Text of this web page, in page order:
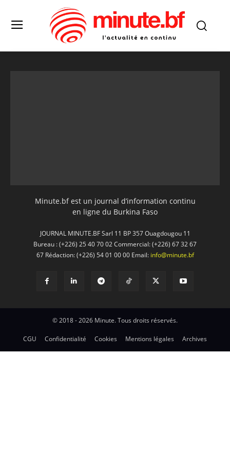
Minute.bf est un journal d’information continu
en ligne du Burkina Faso
JOURNAL MINUTE.BF Sarl 11 BP 357 Ouagdougou 11
Bureau : (+226) 25 40 70 02 Commercial: (+226) 67 32 67
67 Rédaction: (+226) 54 01 00 00 Email: info@minute.bf
© 2018 - 2026 Minute. Tous droits réservés.
CGU Confidentialité Cookies Mentions légales Archives